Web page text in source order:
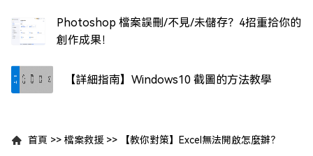
Photoshop 檔案誤刪/不見/未儲存？4招重拾你的
創作成果！
【詳細指南】Windows10 截圖的方法教學
首頁 >> 檔案救援 >> 【教你對策】Excel無法開啟怎麼辦？